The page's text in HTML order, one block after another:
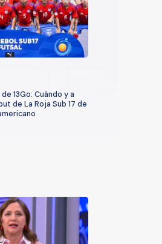
13Go: Cuándo y a
de La Roja Sub 17 de